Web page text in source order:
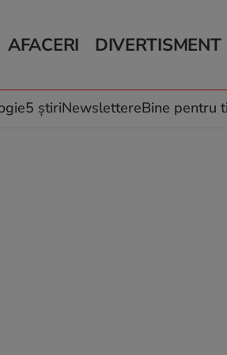
AFACERI
Auto
Locuri de muncă
DIVERTISMENT
Horoscop
Muzică și Filme
5 știriNewslettereBine pentru